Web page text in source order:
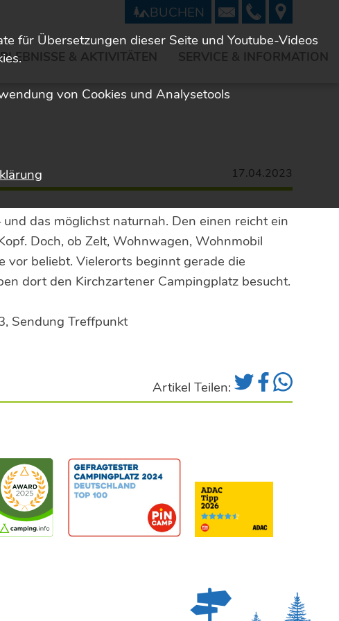
BUCHEN
& AKTIVITÄTEN SERVICE & INFORMATION
17.04.2023
das möglichst naturnah. Den einen reicht ein
Doch, ob Zelt, Wohnwagen, Wohnmobil
vor beliebt. Vielerorts beginnt gerade die
dort den Kirchzartener Campingplatz besucht.
Sendung Treffpunkt
Artikel Teilen:
für Übersetzungen dieser Seite und Youtube-Videos
von Cookies und Analysetools